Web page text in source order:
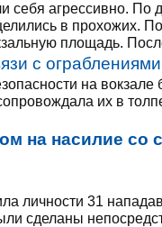
себя агрессивно.
в прохожих.
площадь.
с
на
их в
на насилие со
личности 31
сделаны